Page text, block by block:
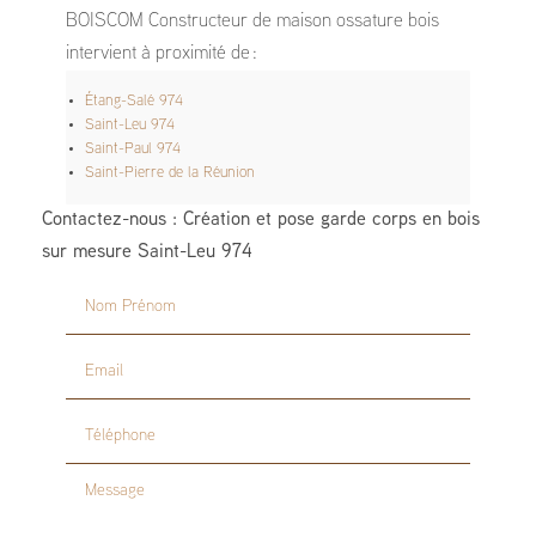
BOISCOM Constructeur de maison ossature bois
intervient à proximité de :
Étang-Salé 974
Saint-Leu 974
Saint-Paul 974
Saint-Pierre de la Réunion
Contactez-nous : Création et pose garde corps en bois
sur mesure Saint-Leu 974
Nom Prénom
Email
Téléphone
Message